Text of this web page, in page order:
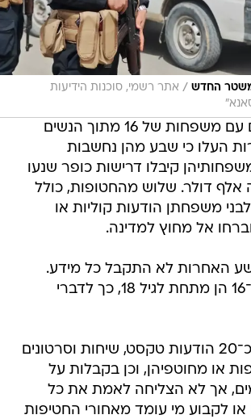
החדש / אתר רשמי, סוכנות הידיעות
ראיונות נרחבים עם משפחות של 16 מתוך הנשים
העלו כי שבע מהן נחשבות
קיבלו דרישות כופר שנעו
למאה אלף דולר. שלוש מהחטופות, כולל
משפחתן הודעות קוליות או
אל מחוץ למדינה.
האחרות לא התקבל כל מידע.
שמונה מתוך ה־16 הן מתחת לגיל 18, כך לדברי
רויטרס עיינה בכ־20 הודעות טקסט, שיחות וסרטונים
או מחוטפיהן, וכן בקבלות על
אך לא הצליחה לאמת את כל
או לקבוע מי עומד מאחורי החטיפות